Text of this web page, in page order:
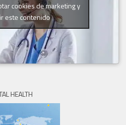
cookies de marketing y
este contenido
HEALTH